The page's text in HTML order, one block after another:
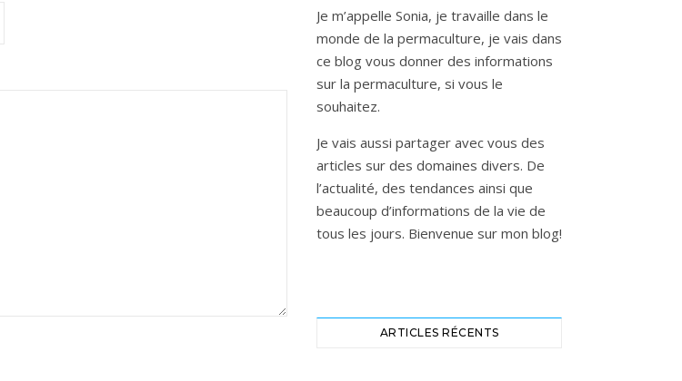
Je m’appelle Sonia, je travaille dans le
monde de la permaculture, je vais dans
ce blog vous donner des informations
sur la permaculture, si vous le
souhaitez.
Je vais aussi partager avec vous des
articles sur des domaines divers. De
l’actualité, des tendances ainsi que
beaucoup d’informations de la vie de
tous les jours. Bienvenue sur mon blog!
ARTICLES RÉCENTS